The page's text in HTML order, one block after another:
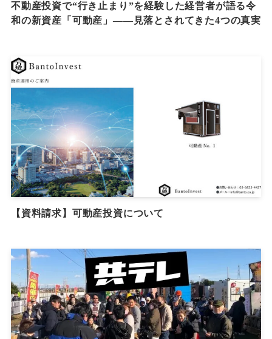
不動産投資で“行き止まり”を経験した経営者が語る令
和の新資産「可動産」——見落とされてきた4つの真実
【資料請求】可動産投資について